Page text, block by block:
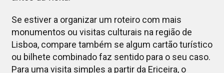
Se estiver a organizar um roteiro com mais
monumentos ou visitas culturais na região de
Lisboa, compare também se algum cartão turístico
ou bilhete combinado faz sentido para o seu caso.
Para uma visita simples a partir da Ericeira, o